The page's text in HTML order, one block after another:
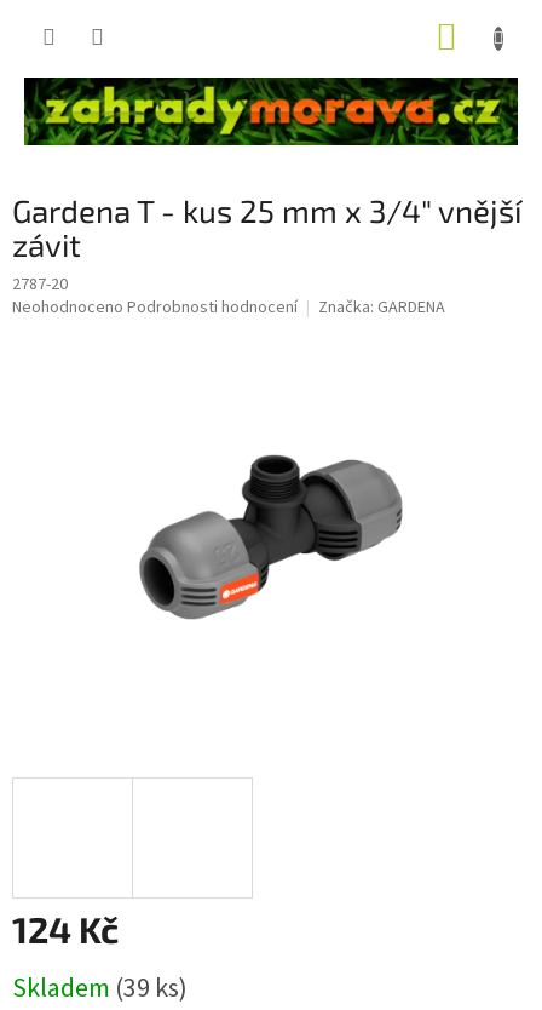
Gardena T - kus 25 mm x 3/4" vnější
závit
2787-20
Průměrné
Neohodnoceno Podrobnosti hodnocení Značka: GARDENA
124 Kč
cena:
Skladem (39 ks)